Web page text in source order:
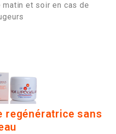
et soir en cas de
regénératrice sans